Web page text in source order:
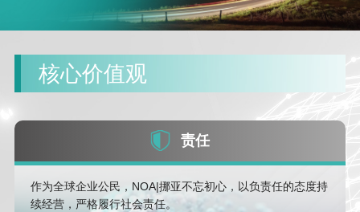
核心价值观
责任
作为全球企业公民，NOA|挪亚不忘初心，以负责任的态度持
续经营，严格履行社会责任。